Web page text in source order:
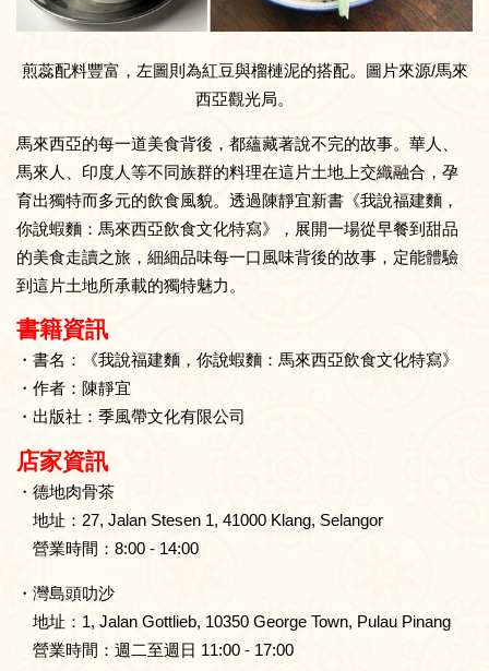
煎蕊配料豐富，左圖則為紅豆與榴槤泥的搭配。圖片來源/馬來
西亞觀光局。
馬來西亞的每一道美食背後，都蘊藏著說不完的故事。華人、
馬來人、印度人等不同族群的料理在這片土地上交織融合，孕
育出獨特而多元的飲食風貌。透過陳靜宜新書《我說福建麵，
你說蝦麵：馬來西亞飲食文化特寫》，展開一場從早餐到甜品
的美食走讀之旅，細細品味每一口風味背後的故事，定能體驗
到這片土地所承載的獨特魅力。
書籍資訊
・書名：《我說福建麵，你說蝦麵：馬來西亞飲食文化特寫》
・作者：陳靜宜
・出版社：季風帶文化有限公司
店家資訊
・德地肉骨茶
地址：27, Jalan Stesen 1, 41000 Klang, Selangor
營業時間：8:00 - 14:00
・灣島頭叻沙
地址：1, Jalan Gottlieb, 10350 George Town, Pulau Pinang
營業時間：週二至週日 11:00 - 17:00